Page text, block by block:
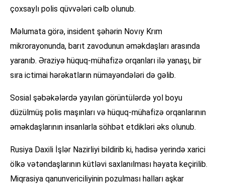
çoxsaylı polis qüvvələri cəlb olunub.
Məlumata görə, insident şəhərin Novıy Krım
mikrorayonunda, barıt zavodunun əməkdaşları arasında
yaranıb. Əraziyə hüquq-mühafizə orqanları ilə yanaşı, bir
sıra ictimai hərəkatların nümayəndələri də gəlib.
Sosial şəbəkələrdə yayılan görüntülərdə yol boyu
düzülmüş polis maşınları və hüquq-mühafizə orqanlarının
əməkdaşlarının insanlarla söhbət etdikləri əks olunub.
Rusiya Daxili İşlər Nazirliyi bildirib ki, hadisə yerində xarici
ölkə vətəndaşlarının kütləvi saxlanılması həyata keçirilib.
Miqrasiya qanunvericiliyinin pozulması halları aşkar